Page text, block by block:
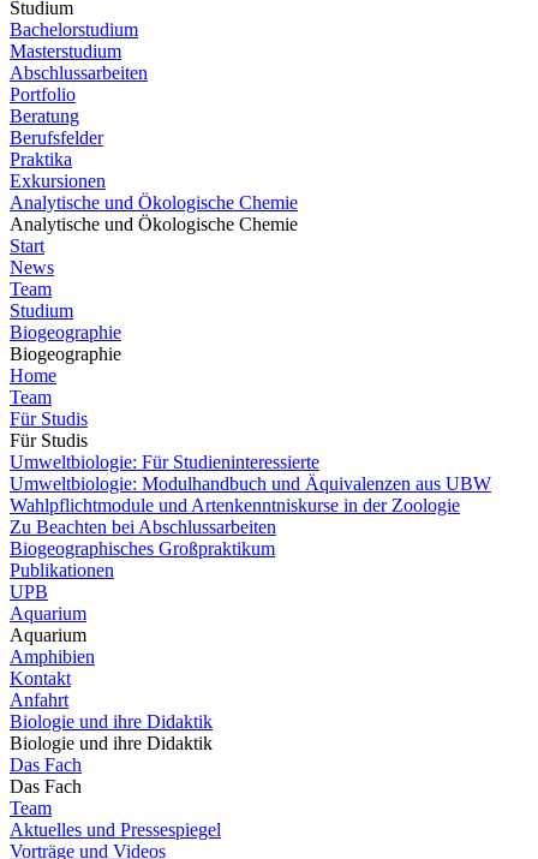
Studium
Bachelorstudium
Masterstudium
Abschlussarbeiten
Portfolio
Beratung
Berufsfelder
Praktika
Exkursionen
Analytische und Ökologische Chemie
Analytische und Ökologische Chemie
Start
News
Team
Studium
Biogeographie
Biogeographie
Home
Team
Für Studis
Für Studis
Umweltbiologie: Für Studieninteressierte
Umweltbiologie: Modulhandbuch und Äquivalenzen aus UBW
Wahlpflichtmodule und Artenkenntniskurse in der Zoologie
Zu Beachten bei Abschlussarbeiten
Biogeographisches Großpraktikum
Publikationen
UPB
Aquarium
Aquarium
Amphibien
Kontakt
Anfahrt
Biologie und ihre Didaktik
Biologie und ihre Didaktik
Das Fach
Das Fach
Team
Aktuelles und Pressespiegel
Vorträge und Videos